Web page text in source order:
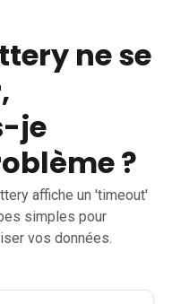
ne se
je
?
affiche un 'timeout'
simples pour
vos données.